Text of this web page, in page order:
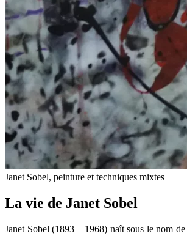
Janet Sobel, peinture et techniques mixtes
La vie de Janet Sobel
Janet Sobel (1893 – 1968) naît sous le nom